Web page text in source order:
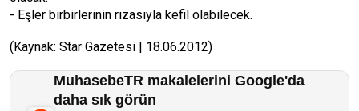
- Eşler birbirlerinin rızasıyla kefil olabilecek.
(Kaynak: Star Gazetesi | 18.06.2012)
MuhasebeTR makalelerini Google'da
daha sık görün